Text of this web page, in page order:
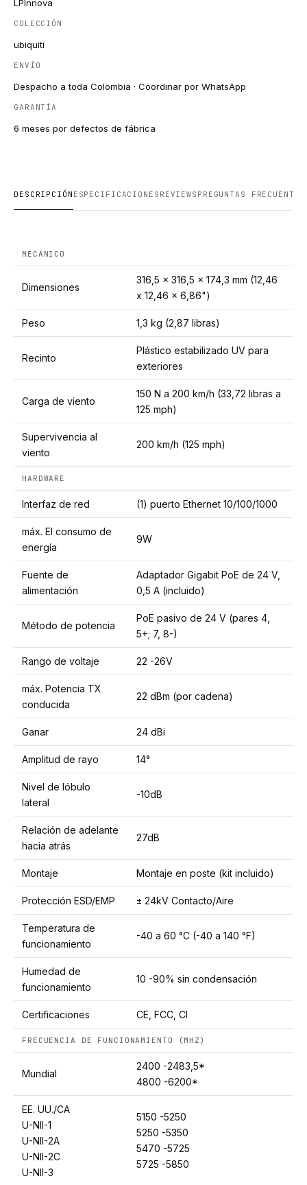
LPInnova
COLECCIÓN
ubiquiti
ENVÍO
Despacho a toda Colombia · Coordinar por WhatsApp
GARANTÍA
6 meses por defectos de fábrica
DESCRIPCIÓN ESPECIFICACIONES REVIEWS PREGUNTAS FRECUENTES
MECÁNICO
Dimensiones
316,5 x 316,5 x 174,3 mm (12,46
x 12,46 x 6,86")
Peso 1,3 kg (2,87 libras)
Recinto
Plástico estabilizado UV para
exteriores
Carga de viento
150 N a 200 km/h (33,72 libras a
125 mph)
Supervivencia al
viento
200 km/h (125 mph)
HARDWARE
Interfaz de red (1) puerto Ethernet 10/100/1000
máx. El consumo de
energía
9W
Fuente de
alimentación
Adaptador Gigabit PoE de 24 V,
0,5 A (incluido)
Método de potencia
PoE pasivo de 24 V (pares 4,
5+; 7, 8-)
Rango de voltaje 22 -26V
máx. Potencia TX
conducida
22 dBm (por cadena)
Ganar 24 dBi
Amplitud de rayo 14°
Nivel de lóbulo
lateral
-10dB
Relación de adelante
hacia atrás
27dB
Montaje Montaje en poste (kit incluido)
Protección ESD/EMP ± 24kV Contacto/Aire
Temperatura de
funcionamiento
-40 a 60 °C (-40 a 140 °F)
Humedad de
funcionamiento
10 -90% sin condensación
Certificaciones CE, FCC, CI
FRECUENCIA DE FUNCIONAMIENTO (MHZ)
Mundial
2400 -2483,5*
4800 -6200*
EE. UU./CA
U-NII-1
U-NII-2A
U-NII-2C
U-NII-3
5150 -5250
5250 -5350
5470 -5725
5725 -5850